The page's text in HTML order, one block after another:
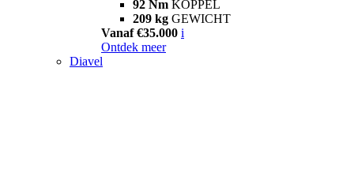
92 Nm KOPPEL
209 kg GEWICHT
Vanaf €35.000 i
Ontdek meer
Diavel